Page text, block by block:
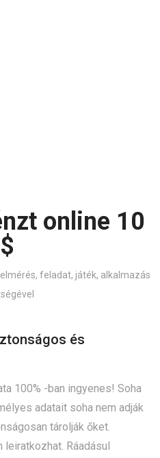
online 10
$
feladat, játék, alkalmazás
és
100% -ban ingyenes! Soha
adatait soha nem adják
tárolják őket.
leiratkozhat. Ráadásul